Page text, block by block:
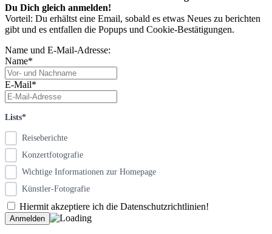
Du Dich gleich anmelden!
Vorteil: Du erhältst eine Email, sobald es etwas Neues zu berichten
gibt und es entfallen die Popups und Cookie-Bestätigungen.
Name und E-Mail-Adresse:
Name*
E-Mail*
Lists*
Reiseberichte
Konzertfotografie
Wichtige Informationen zur Homepage
Künstler-Fotografie
Hiermit akzeptiere ich die Datenschutzrichtlinien!